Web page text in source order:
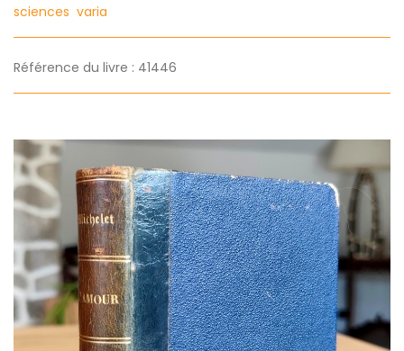
sciences varia
Référence du livre : 41446